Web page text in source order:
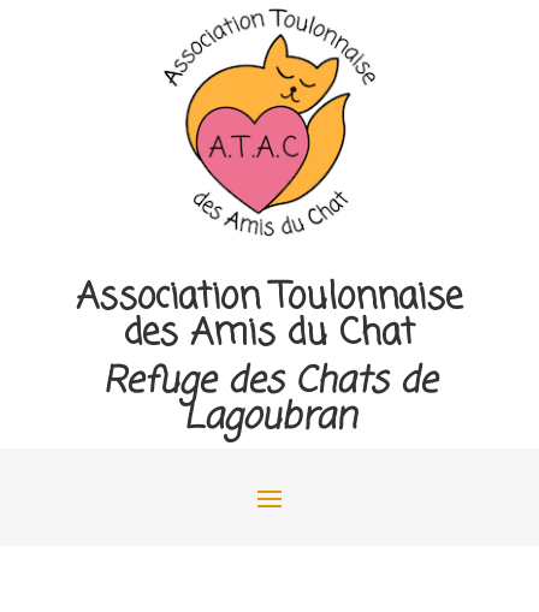
Association Toulonnaise
des Amis du Chat
Refuge des Chats de
Lagoubran